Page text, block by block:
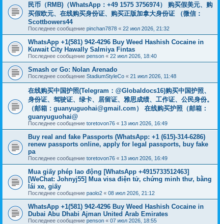
民币（RMB)（WhatsApp：+49 1575 3756974） 购买假美元、购
买假欧元、在线购买身份证、购买正版加拿大身份证 （微信：
Scottbowers44
Последнее сообщение pinchan7878 « 22 июл 2026, 21:32
WhatsApp +1(581) 942-4296 Buy Weed Hashish Cocaine in
Kuwait City Hawally Salmiya Fintas
Последнее сообщение penson « 22 июл 2026, 18:40
Smash or Go: Nolan Arenado
Последнее сообщение StadiumStyleCo « 21 июл 2026, 11:48
在线购买中国护照(Telegram：@Globaldocs16)购买中国护照、
身份证、驾驶证、绿卡、居留证、雅思成绩、工作证、公民身份。
（邮箱： guanyuguohai@gmail.com ） 在线购买护照（邮箱：
guanyuguohai@
Последнее сообщение toretovon76 « 13 июл 2026, 16:49
Buy real and fake Passports (WhatsApp: +1 (615)-314-6286)
renew passports online, apply for legal passports, buy fake
pa
Последнее сообщение toretovon76 « 13 июл 2026, 16:49
Mua giấy phép lao động [WhatsApp +4915733512463]
[WeChat: Johnyj55] Mua visa điện tử, chứng minh thư, bằng
lái xe, giấy
Последнее сообщение paolo2 « 08 июл 2026, 21:12
WhatsApp +1(581) 942-4296 Buy Weed Hashish Cocaine in
Dubai Abu Dhabi Ajman United Arab Emirates
Последнее сообщение penson « 07 июл 2026, 18:55